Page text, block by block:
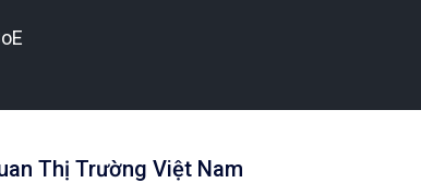
Thị Trường Việt Nam